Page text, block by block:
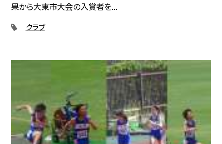
果から大東市大会の入賞者を...
クラブ